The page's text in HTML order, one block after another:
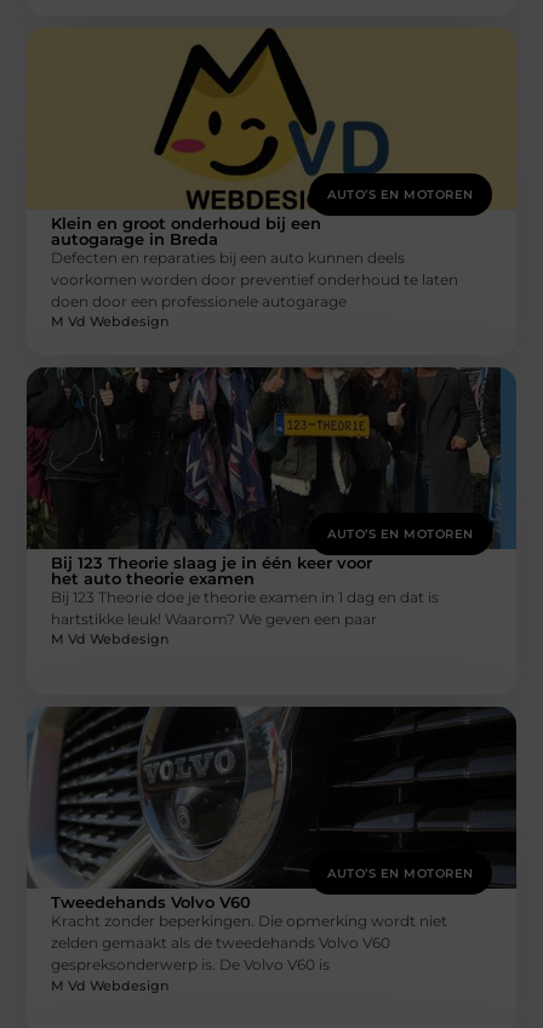
AUTO’S EN MOTOREN
Klein en groot onderhoud bij een
autogarage in Breda
Defecten en reparaties bij een auto kunnen deels
voorkomen worden door preventief onderhoud te laten
doen door een professionele autogarage
M Vd Webdesign
AUTO’S EN MOTOREN
Bij 123 Theorie slaag je in één keer voor
het auto theorie examen
Bij 123 Theorie doe je theorie examen in 1 dag en dat is
hartstikke leuk! Waarom? We geven een paar
M Vd Webdesign
AUTO’S EN MOTOREN
Tweedehands Volvo V60
Kracht zonder beperkingen. Die opmerking wordt niet
zelden gemaakt als de tweedehands Volvo V60
gespreksonderwerp is. De Volvo V60 is
M Vd Webdesign